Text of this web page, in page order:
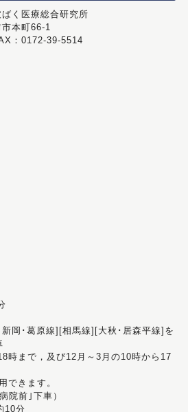
く医療総合研究所
本町66-1
：0172-39-5514
岡･葛原線][相馬線][大秋･居森平線]を
時まで，及び12月～3月の10時から17
できます。
院前｣下車）
10分